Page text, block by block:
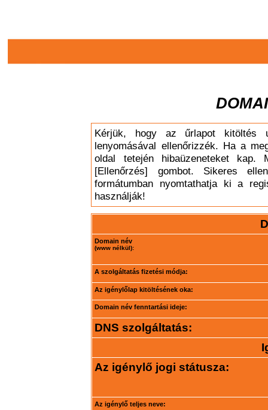
Kérjük, hogy az űrlapot kitöltés
lenyomásával ellenőrizzék. Ha a
oldal tetején hibaüzeneteket
[Ellenőrzés] gombot. Sikeres
formátumban nyomtathatja ki a
használják!
Domain név
(www nélkül):
A szolgáltatás fizetési módja:
Az igénylőlap kitöltésének oka:
Domain név fenntartási ideje:
DNS szolgáltatás:
Az igénylő jogi státusza:
Az igénylő teljes neve: